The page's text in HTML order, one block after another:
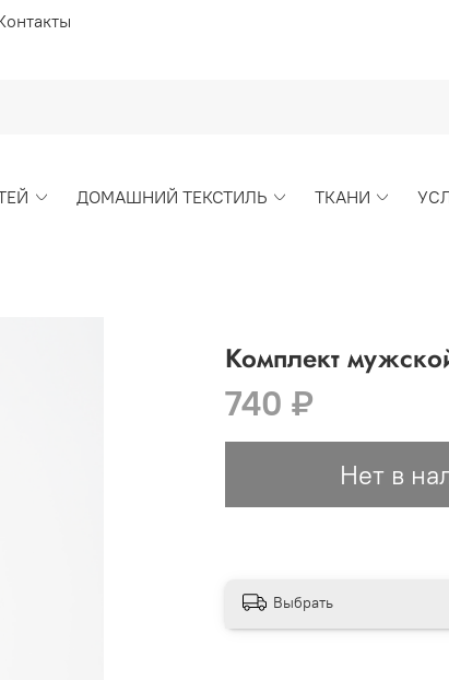
ДОМАШНИЙ ТЕКСТИЛЬ ТКАНИ
Комплект
740 ₽
Нет в
Выбрать